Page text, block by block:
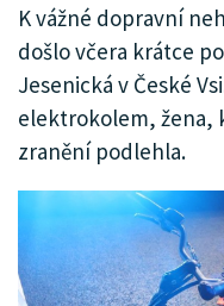
HISTORIE
MHD
INZERCE
ARCHIV
K vážné dopravní
došlo včera krátce
Jesenická v České
elektrokolem, žena,
zranění podlehla.